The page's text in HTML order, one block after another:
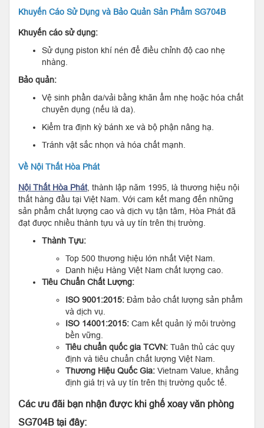
Khuyến Cáo Sử Dụng và Bảo Quản Sản Phẩm SG704B
Khuyến cáo sử dụng:
Sử dụng piston khí nén để điều chỉnh độ cao nhẹ
nhàng.
Bảo quản:
Vệ sinh phần da/vải bằng khăn ẩm nhẹ hoặc hóa chất
chuyên dụng (nếu là da).
Kiểm tra định kỳ bánh xe và bộ phận nâng hạ.
Tránh vật sắc nhọn và hóa chất mạnh.
Về Nội Thất Hòa Phát
Nội Thất Hòa Phát, thành lập năm 1995, là thương hiệu nội
thất hàng đầu tại Việt Nam. Với cam kết mang đến những
sản phẩm chất lượng cao và dịch vụ tận tâm, Hòa Phát đã
đạt được nhiều thành tựu và uy tín trên thị trường.
Thành Tựu:
Top 500 thương hiệu lớn nhất Việt Nam.
Danh hiệu Hàng Việt Nam chất lượng cao.
Tiêu Chuẩn Chất Lượng:
ISO 9001:2015: Đảm bảo chất lượng sản phẩm
và dịch vụ.
ISO 14001:2015: Cam kết quản lý môi trường
bền vững.
Tiêu chuẩn quốc gia TCVN: Tuân thủ các quy
định và tiêu chuẩn chất lượng Việt Nam.
Thương Hiệu Quốc Gia: Vietnam Value, khẳng
định giá trị và uy tín trên thị trường quốc tế.
Các ưu đãi bạn nhận được khi ghế xoay văn phòng
SG704B tại đây: